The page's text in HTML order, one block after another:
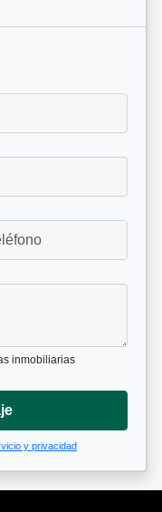
inmobiliarias
y privacidad